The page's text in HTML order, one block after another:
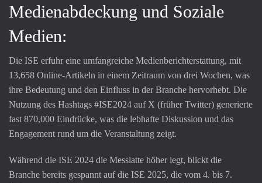
Medienabdeckung und Soziale
Medien:
Die ISE erfuhr eine umfangreiche Medienberichterstattung, mit
13,658 Online-Artikeln in einem Zeitraum von drei Wochen, was
ihre Bedeutung und den Einfluss in der Branche hervorhebt. Die
Nutzung des Hashtags #ISE2024 auf X (früher Twitter) generierte
fast 870,000 Eindrücke, was die lebhafte Diskussion und das
Engagement rund um die Veranstaltung zeigt.
Während die ISE 2024 die Messlatte höher legt, blickt die
Branche bereits gespannt auf die ISE 2025, die vom 4. bis 7.